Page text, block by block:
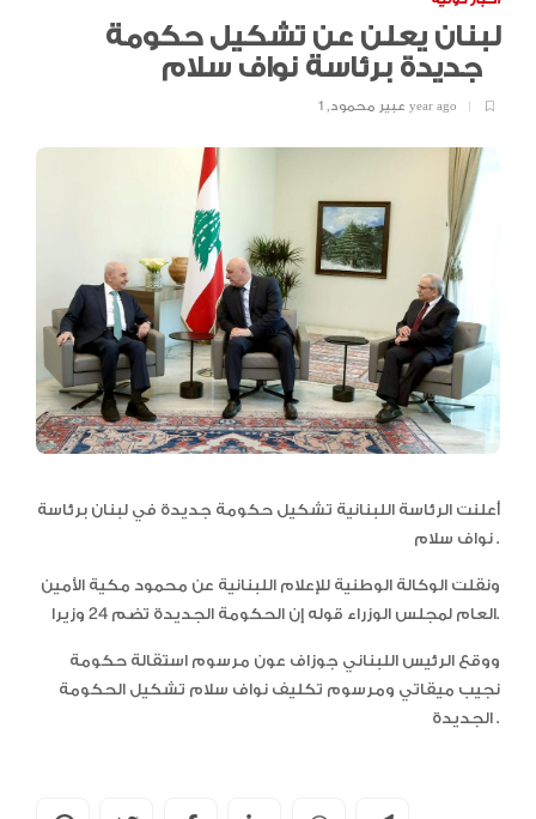
لبنان يعلن عن تشكيل حكومة
عبير محمود, 1 year ago
أعلنت الرئاسة اللبنانية تشكيل حكومة جديدة في لبنان برئاسة
نواف سلام .
ونقلت الوكالة الوطنية للإعلام اللبنانية عن محمود مكية الأمين
العام لمجلس الوزراء قوله إن الحكومة الجديدة تضم 24 وزيرا.
ووقع الرئيس اللبناني جوزاف عون مرسوم استقالة حكومة
نجيب ميقاتي ومرسوم تكليف نواف سلام تشكيل الحكومة
الجديدة .